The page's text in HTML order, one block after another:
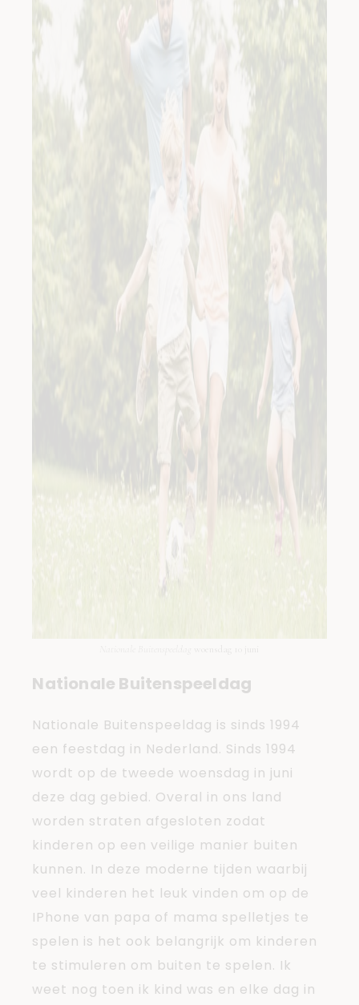
Nationale Buitenspeeldag
Nationale Buitenspeeldag is sinds 1994
een feestdag in Nederland. Sinds 1994
wordt op de tweede woensdag in juni
deze dag gebied. Overal in ons land
worden straten afgesloten zodat
kinderen op een veilige manier buiten
kunnen. In deze moderne tijden waarbij
veel kinderen het leuk vinden om op de
IPhone van papa of mama spelletjes te
spelen is het ook belangrijk om kinderen
te stimuleren om buiten te spelen. Ik
weet nog toen ik kind was en elke dag in